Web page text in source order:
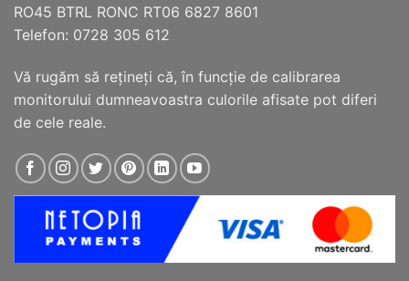
RO45 BTRL RONC RT06 6827 8601
Telefon: 0728 305 612
Vă rugăm să reţineţi că, în funcţie de calibrarea
monitorului dumneavoastra culorile afisate pot diferi
de cele reale.